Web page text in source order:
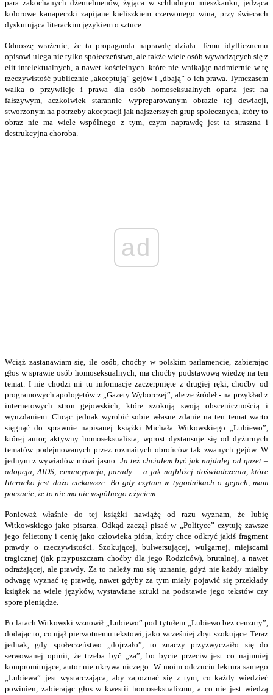
para zakochanych dżentelmenów, żyjąca w schludnym mieszkanku, jedząca
kolorowe kanapeczki zapijane kieliszkiem czerwonego wina, przy świecach
dyskutująca literackim językiem o sztuce.
Odnoszę wrażenie, że ta propaganda naprawdę działa. Temu idyllicznemu
opisowi ulega nie tylko społeczeństwo, ale także wiele osób wywodzących się z
elit intelektualnych, a nawet kościelnych. które nie wnikając nadmiernie w tę
rzeczywistość publicznie „akceptują” gejów i „dbają” o ich prawa. Tymczasem
walka o przywileje i prawa dla osób homoseksualnych oparta jest na
fałszywym, aczkolwiek starannie wypreparowanym obrazie tej dewiacji,
stworzonym na potrzeby akceptacji jak najszerszych grup społecznych, który to
obraz nie ma wiele wspólnego z tym, czym naprawdę jest ta straszna i
destrukcyjna choroba.
ad
Wciąż zastanawiam się, ile osób, choćby w polskim parlamencie, zabierając
głos w sprawie osób homoseksualnych, ma choćby podstawową wiedzę na ten
temat. I nie chodzi mi tu informacje zaczerpnięte z drugiej ręki, choćby od
programowych apologetów z „Gazety Wyborczej”, ale ze źródeł - na przykład z
internetowych stron gejowskich, które szokują swoją obscenicznością i
wyuzdaniem. Chcąc jednak wyrobić sobie własne zdanie na ten temat warto
sięgnąć do sprawnie napisanej książki Michała Witkowskiego „Lubiewo”,
której autor, aktywny homoseksualista, wprost dystansuje się od dyżurnych
tematów podejmowanych przez rozmaitych obrońców tak zwanych gejów. W
jednym z wywiadów mówi jasno:Ja też chciałem być jak najdalej od gazet –
adopcja, AIDS, emancypacja, parady – a jak najbliżej doświadczenia, które
literacko jest dużo ciekawsze. Bo gdy czytam w tygodnikach o gejach, mam
poczucie, że to nie ma nic wspólnego z życiem.
Ponieważ właśnie do tej książki nawiążę od razu wyznam, że lubię
Witkowskiego jako pisarza. Odkąd zaczął pisać w „Polityce” czytuję zawsze
jego felietony i cenię jako człowieka pióra, który chce odkryć jakiś fragment
prawdy o rzeczywistości. Szokującej, bulwersującej, wulgarnej, miejscami
tragicznej (jak przypuszczam choćby dla jego Rodziców), brutalnej, a nawet
odrażającej, ale prawdy. Za to należy mu się uznanie, gdyż nie każdy miałby
odwagę wyznać tę prawdę, nawet gdyby za tym miały pojawić się przekłady
książek na wiele języków, wystawiane sztuki na podstawie jego tekstów czy
spore pieniądze.
Po latach Witkowski wznowił „Lubiewo” pod tytułem „Lubiewo bez cenzury”,
dodając to, co ujął pierwotnemu tekstowi, jako wcześniej zbyt szokujące. Teraz
jednak, gdy społeczeństwo „dojrzało”, to znaczy przyzwyczaiło się do
serwowanej opinii, że trzeba być „za”, bo bycie przeciw jest co najmniej
kompromitujące, autor nie ukrywa niczego. W moim odczuciu lektura samego
„Lubiewa” jest wystarczająca, aby zapoznać się z tym, co każdy wiedzieć
powinien, zabierając głos w kwestii homoseksualizmu, a co nie jest wiedzą